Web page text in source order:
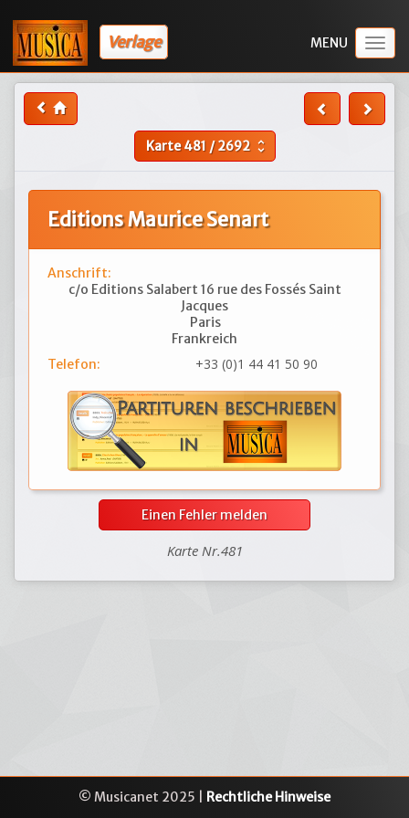
Verlage
Karte481/2692 unfold_more
Editions Maurice Senart
Anschrift:
c/o Editions Salabert 16 rue des Fossés Saint
Jacques
Paris
Frankreich
Telefon:
+33 (0)1 44 41 50 90
Einen Fehler melden
Karte Nr.481
© Musicanet 2025 | Rechtliche Hinweise